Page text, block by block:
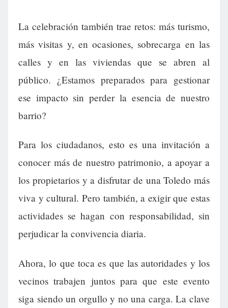
La celebración también trae retos: más turismo,
más visitas y, en ocasiones, sobrecarga en las
calles y en las viviendas que se abren al
público. ¿Estamos preparados para gestionar
ese impacto sin perder la esencia de nuestro
barrio?
Para los ciudadanos, esto es una invitación a
conocer más de nuestro patrimonio, a apoyar a
los propietarios y a disfrutar de una Toledo más
viva y cultural. Pero también, a exigir que estas
actividades se hagan con responsabilidad, sin
perjudicar la convivencia diaria.
Ahora, lo que toca es que las autoridades y los
vecinos trabajen juntos para que este evento
siga siendo un orgullo y no una carga. La clave